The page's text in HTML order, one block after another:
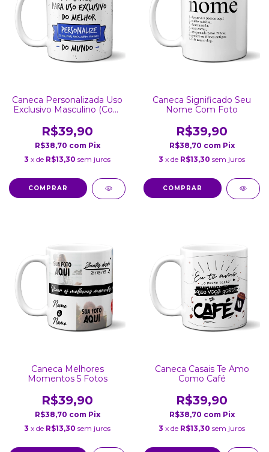
Caneca Personalizada Uso
Exclusivo Masculino (Com
R$39,90
R$38,70 com Pix
3 x de R$13,30 sem juros
COMPRAR
Caneca Significado Seu
Nome Com Foto
R$39,90
R$38,70 com Pix
3 x de R$13,30 sem juros
COMPRAR
Caneca Melhores
Momentos 5 Fotos
R$39,90
R$38,70 com Pix
3 x de R$13,30 sem juros
Caneca Casais Te Amo
Como Café
R$39,90
R$38,70 com Pix
3 x de R$13,30 sem juros